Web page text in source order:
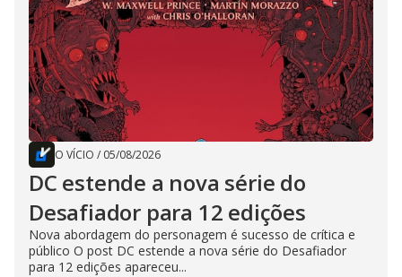
O VÍCIO / 05/08/2026
DC estende a nova série do
Desafiador para 12 edições
Nova abordagem do personagem é sucesso de crítica e
público O post DC estende a nova série do Desafiador
para 12 edições apareceu...